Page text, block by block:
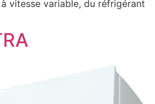
vitesse variable, du réfrigérant